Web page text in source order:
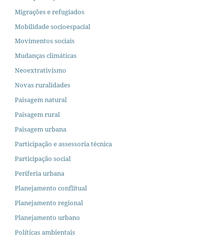
Migrações e refugiados
Mobilidade socioespacial
Movimentos sociais
Mudanças climáticas
Neoextrativismo
Novas ruralidades
Paisagem natural
Paisagem rural
Paisagem urbana
Participação e assessoria técnica
Participação social
Periferia urbana
Planejamento conflitual
Planejamento regional
Planejamento urbano
Políticas ambientais